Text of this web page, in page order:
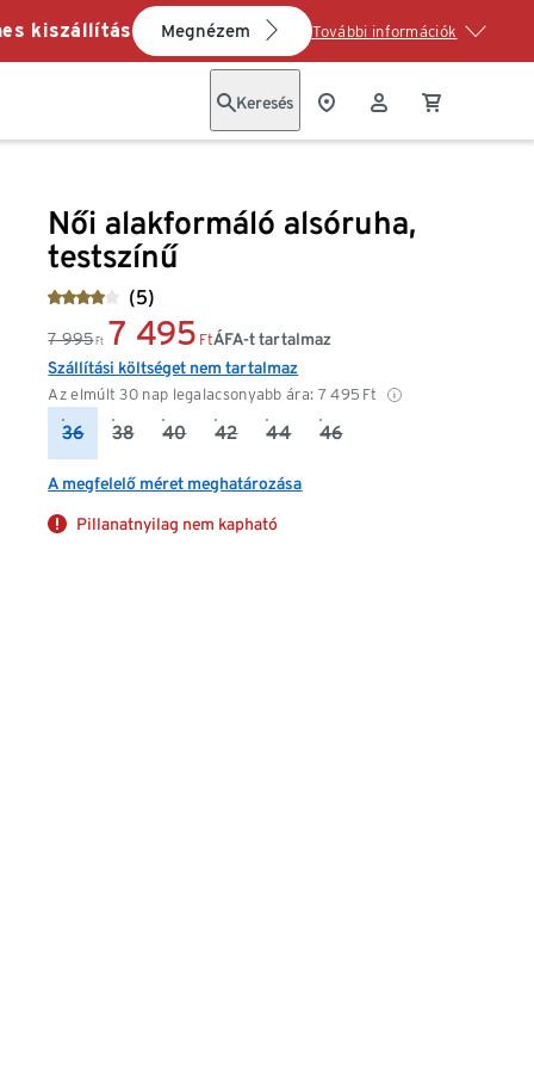
kiszállítás Megnézem További információk
Keresés
Női alakformáló alsóruha,
testszínű
(5)
7 995 Ft 7 495 Ft
Az elmúlt 30 nap legalacsonyabb ára: 7 495 Ft
ÁFA-t tartalmaz
Szállítási költséget nem tartalmaz
36 38 40 42 44 46
A megfelelő méret meghatározása
Pillanatnyilag nem kapható